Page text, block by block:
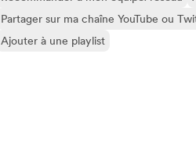
Partager sur ma chaîne YouTube ou
Ajouter à une playlist